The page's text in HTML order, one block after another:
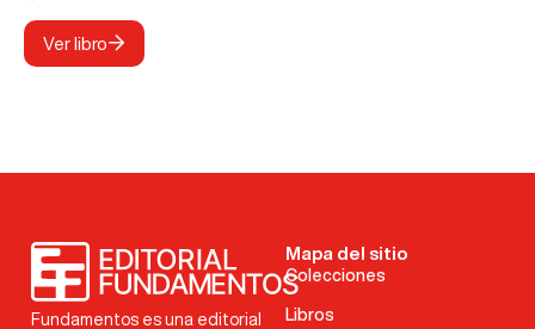
Ver libro
Fundamentos es una editorial
Mapa del sitio
Colecciones
Libros